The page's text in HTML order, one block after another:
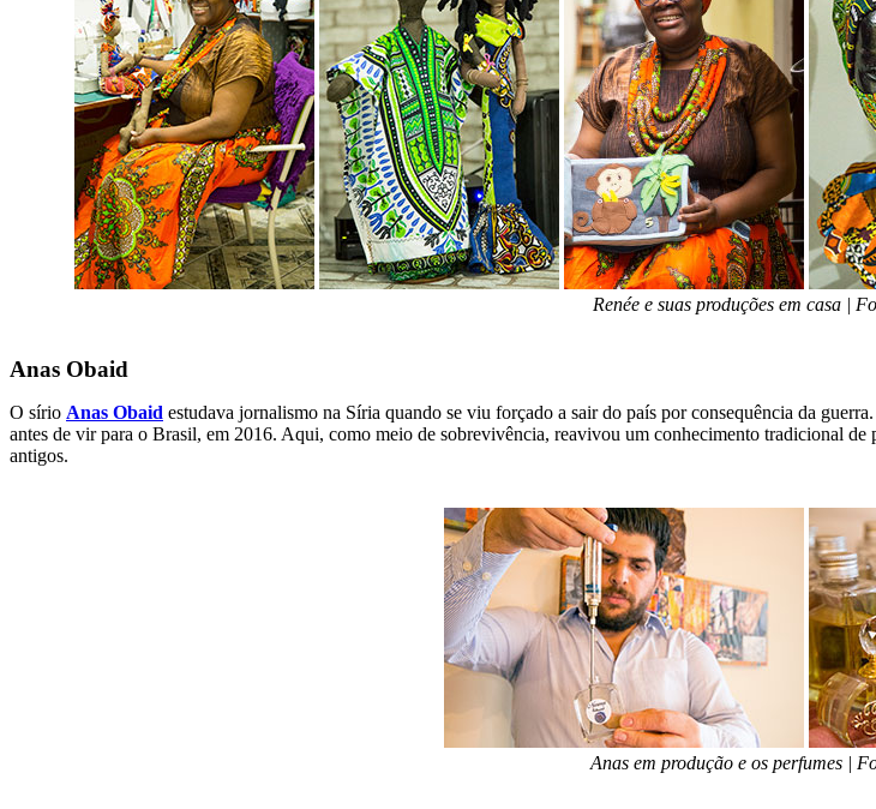
Renée e suas produções em casa |
Anas Obaid
O sírio Anas Obaid estudava jornalismo na Síria quando se viu forçado a sair do país por consequência da
antes de vir para o Brasil, em 2016. Aqui, como meio de sobrevivência, reavivou um conhecimento tradicional de
antigos.
Anas em produção e os perfumes |